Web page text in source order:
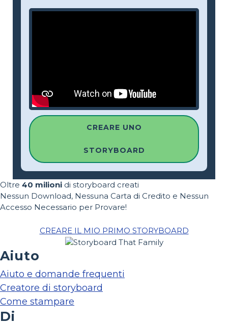
CREARE UNO
STORYBOARD
Oltre 40 milioni di storyboard creati
Nessun Download, Nessuna Carta di Credito e Nessun
Accesso Necessario per Provare!
CREARE IL MIO PRIMO STORYBOARD
Aiuto
Aiuto e domande frequenti
Creatore di storyboard
Come stampare
Di